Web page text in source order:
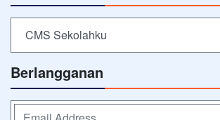
CMS Sekolahku
Berlangganan